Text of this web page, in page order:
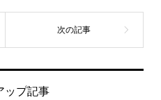
ップ記事